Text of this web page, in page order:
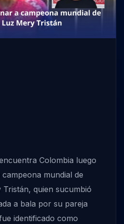
Colombia luego
mundial de
quien sucumbió
a bala por su pareja
identificado como